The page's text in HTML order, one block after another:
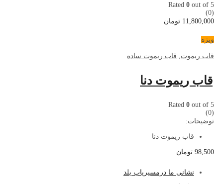
Rated 0 out of 5
(0)
11,800,000 تومان
ویژه
قاب ریموت قاب ریموت ساده
قاب ریموت دنا
Rated 0 out of 5
(0)
توضیحات:
قاب ریموت دنا
98,500 تومان
نشانی ما درمسیریاب بلد